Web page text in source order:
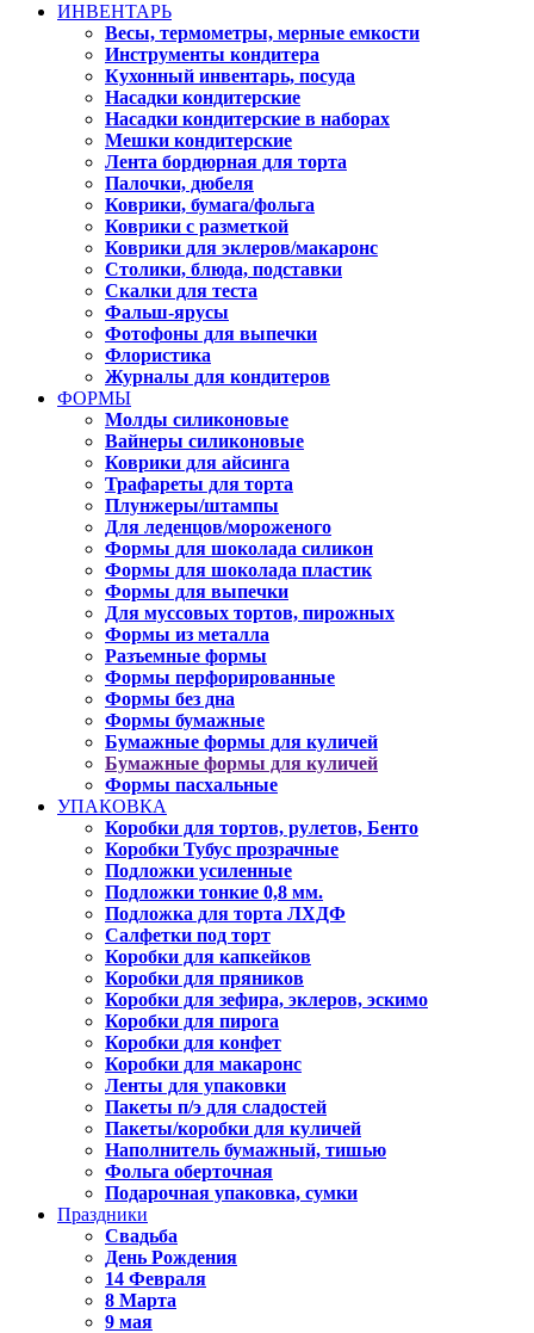
ИНВЕНТАРЬ
Весы, термометры, мерные емкости
Инструменты кондитера
Кухонный инвентарь, посуда
Насадки кондитерские
Насадки кондитерские в наборах
Мешки кондитерские
Лента бордюрная для торта
Палочки, дюбеля
Коврики, бумага/фольга
Коврики с разметкой
Коврики для эклеров/макаронс
Столики, блюда, подставки
Скалки для теста
Фальш-ярусы
Фотофоны для выпечки
Флористика
Журналы для кондитеров
ФОРМЫ
Молды силиконовые
Вайнеры силиконовые
Коврики для айсинга
Трафареты для торта
Плунжеры/штампы
Для леденцов/мороженого
Формы для шоколада силикон
Формы для шоколада пластик
Формы для выпечки
Для муссовых тортов, пирожных
Формы из металла
Разъемные формы
Формы перфорированные
Формы без дна
Формы бумажные
Бумажные формы для куличей
Бумажные формы для куличей
Формы пасхальные
УПАКОВКА
Коробки для тортов, рулетов, Бенто
Коробки Тубус прозрачные
Подложки усиленные
Подложки тонкие 0,8 мм.
Подложка для торта ЛХДФ
Салфетки под торт
Коробки для капкейков
Коробки для пряников
Коробки для зефира, эклеров, эскимо
Коробки для пирога
Коробки для конфет
Коробки для макаронс
Ленты для упаковки
Пакеты п/э для сладостей
Пакеты/коробки для куличей
Наполнитель бумажный, тишью
Фольга оберточная
Подарочная упаковка, сумки
Праздники
Свадьба
День Рождения
14 Февраля
8 Марта
9 мая